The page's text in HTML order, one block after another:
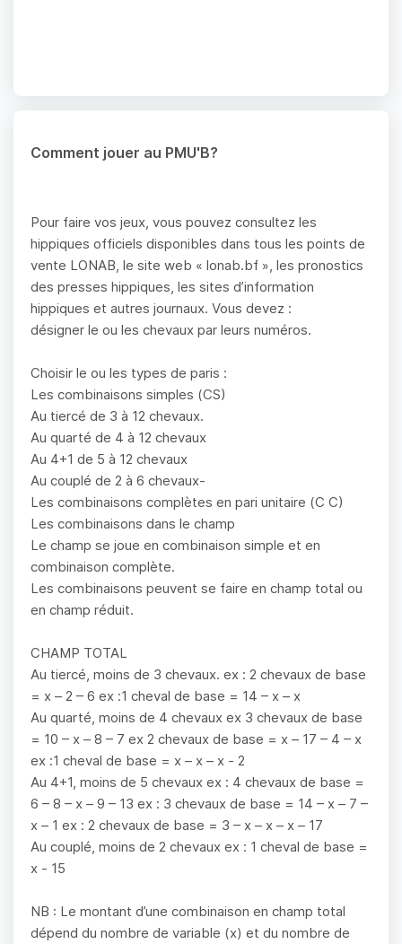
Comment jouer au PMU'B?
Pour faire vos jeux, vous pouvez consultez les
hippiques officiels disponibles dans tous les points de
vente LONAB, le site web « lonab.bf », les pronostics
des presses hippiques, les sites d’information
hippiques et autres journaux. Vous devez :
désigner le ou les chevaux par leurs numéros.
Choisir le ou les types de paris :
Les combinaisons simples (CS)
Au tiercé de 3 à 12 chevaux.
Au quarté de 4 à 12 chevaux
Au 4+1 de 5 à 12 chevaux
Au couplé de 2 à 6 chevaux-
Les combinaisons complètes en pari unitaire (C C)
Les combinaisons dans le champ
Le champ se joue en combinaison simple et en
combinaison complète.
Les combinaisons peuvent se faire en champ total ou
en champ réduit.
CHAMP TOTAL
Au tiercé, moins de 3 chevaux. ex : 2 chevaux de base
= x – 2 – 6 ex :1 cheval de base = 14 – x – x
Au quarté, moins de 4 chevaux ex 3 chevaux de base
= 10 – x – 8 – 7 ex 2 chevaux de base = x – 17 – 4 – x
ex :1 cheval de base = x – x – x - 2
Au 4+1, moins de 5 chevaux ex : 4 chevaux de base =
6 – 8 – x – 9 – 13 ex : 3 chevaux de base = 14 – x – 7 –
x – 1 ex : 2 chevaux de base = 3 – x – x – x – 17
Au couplé, moins de 2 chevaux ex : 1 cheval de base =
x - 15
NB : Le montant d’une combinaison en champ total
dépend du nombre de variable (x) et du nombre de